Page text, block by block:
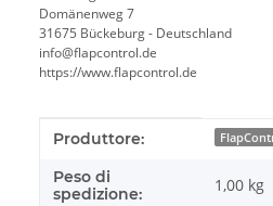
Domänenweg 7
31675 Bückeburg - Deutschland
info@flapcontrol.de
https://www.flapcontrol.de
#productDetails.itemValue#
Produttore:
Peso di
spedizione:
1,00 kg